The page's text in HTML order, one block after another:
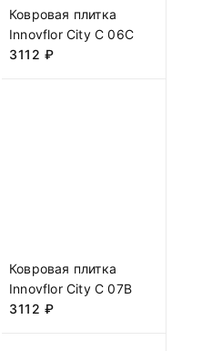
Ковровая плитка
Innovflor City C 06C
3112 ₽
Ковровая плитка
Innovflor City C 07B
3112 ₽